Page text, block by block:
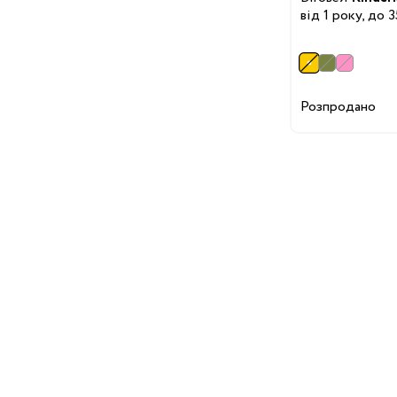
Пюре та снеки
Стільчики для
Аксесуари для
від 1 року, до
Розпродано